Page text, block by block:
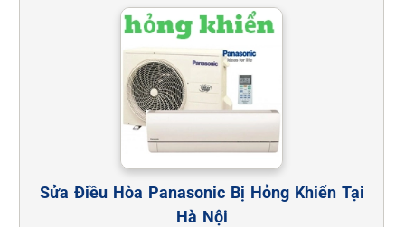
Sửa Điều Hòa Panasonic Bị Hỏng Khiển Tại
Hà Nội